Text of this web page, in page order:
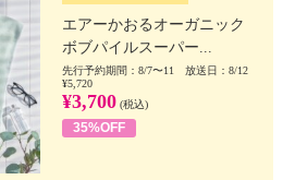
エアーかおるオーガニック
ボブパイルスーパー...
先行予約期間：8/7〜11 放送日：8/12
¥5,720
¥3,700 (税込)
35%OFF